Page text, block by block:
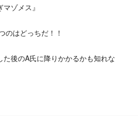
ゾメス』
のはどっちだ！！
後のA氏に降りかかるかも知れな